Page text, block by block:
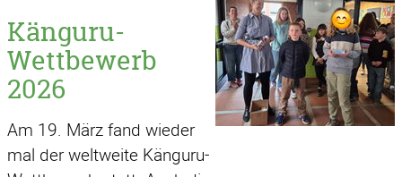
Känguru-
Wettbewerb
2026
Am 19. März fand wieder
mal der weltweite Känguru-